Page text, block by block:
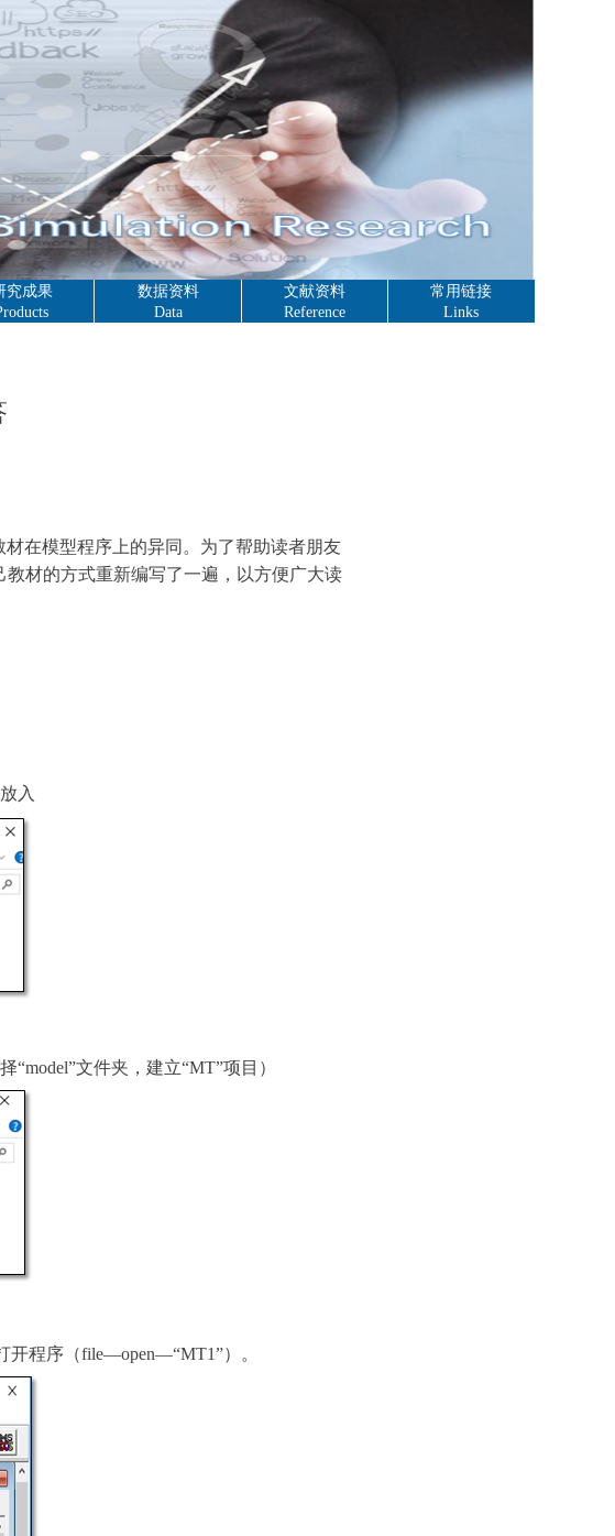
究成果 数据资料 文献资料
常用链接
Data Reference Links
在模型程序上的异同。为了帮助读者朋友
材的方式重新编写了一遍，以方便广大读
入
“model”文件夹，建立“MT”项目）
开程序（file—open—“MT1”）。